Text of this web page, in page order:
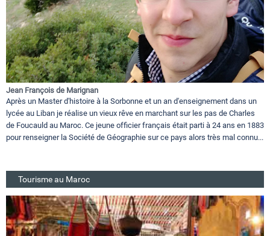
Jean François de Marignan
Après un Master d'histoire à la Sorbonne et un an d'enseignement dans un
lycée au Liban je réalise un vieux rêve en marchant sur les pas de Charles
de Foucauld au Maroc. Ce jeune officier français était parti à 24 ans en 1883
pour renseigner la Société de Géographie sur ce pays alors très mal connu...
Tourisme au Maroc